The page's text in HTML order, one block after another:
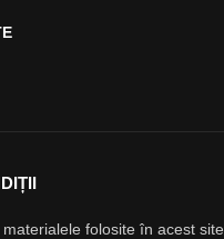
folosite în acest